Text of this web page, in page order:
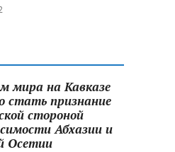
Лукашенко:
дома в
мира на Кавказе
стать признание
стороной
Абхазии и
Осетии